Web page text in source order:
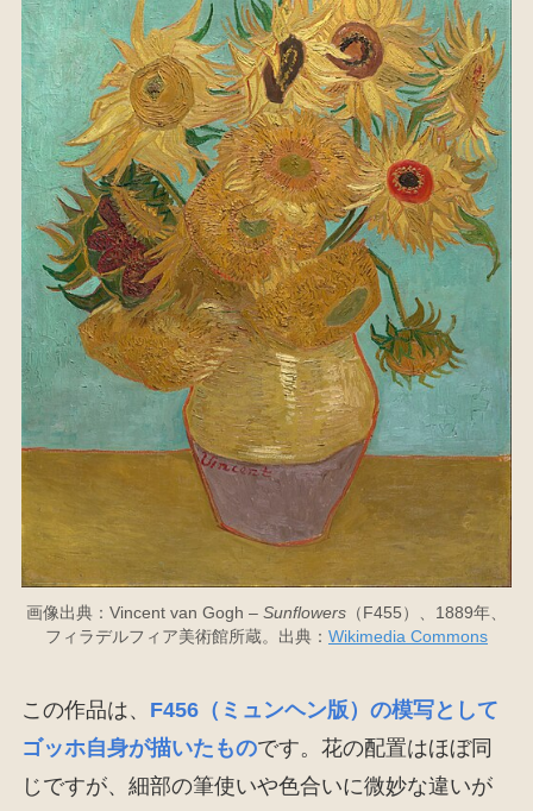
画像出典：Vincent van Gogh – Sunflowers （F455）、1889年、
フィラデルフィア美術館所蔵。出典： Wikimedia Commons
この作品は、 F456（ミュンヘン版）の模写として
ゴッホ自身が描いたものです。花の配置はほぼ同
じですが、細部の筆使いや色合いに微妙な違いが